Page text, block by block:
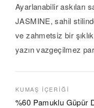
Ayarlanabilir askıları
JASMINE, sahil
ve zahmetsiz bir
yazın vazgeçilmez
KUMAŞ İÇERIĞI
%60 Pamuklu Güpür